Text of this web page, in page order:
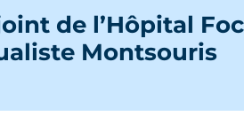
de l’Hôpital
Montsouris